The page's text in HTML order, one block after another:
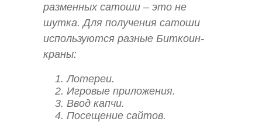
разменных сатоши – это не
шутка. Для получения сатоши
используются разные Биткоин-
краны:
Лотереи.
Игровые приложения.
Ввод капчи.
Посещение сайтов.